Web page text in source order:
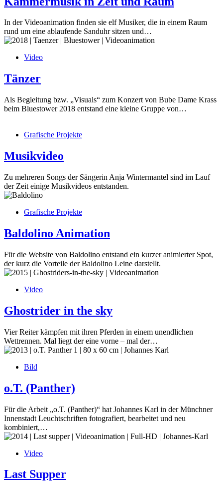
In der Videoanimation finden sie elf Musiker, die in einem Raum
rund um eine ablaufende Sanduhr sitzen und…
Video
Tänzer
Als Begleitung bzw. „Visuals“ zum Konzert von Bube Dame Krass
beim Bluestower 2018 entstand eine kleine Gruppe von…
Grafische Projekte
Musikvideo
Zu mehreren Songs der Sängerin Anja Wintermantel sind im Lauf
der Zeit einige Musikvideos entstanden.
Grafische Projekte
Baldolino Animation
Für die Website von Baldolino entstand ein kurzer animierter Spot,
der kurz die Vorteile der Baldolino Leine darstellt.
Video
Ghostrider in the sky
Vier Reiter kämpfen mit ihren Pferden in einem unendlichen
Wettrennen. Mal liegt der eine vorne – mal der…
Bild
o.T. (Panther)
Für die Arbeit „o.T. (Panther)“ hat Johannes Karl in der Münchner
Innenstadt Leuchtschriften fotografiert, bearbeitet und neu
kombiniert,…
Video
Last Supper